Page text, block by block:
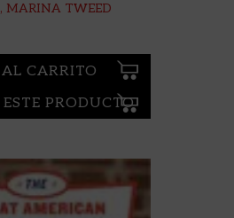
MARINA TWEED
CARRITO
PRODUCTO